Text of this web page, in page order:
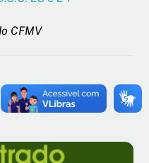
CFMV